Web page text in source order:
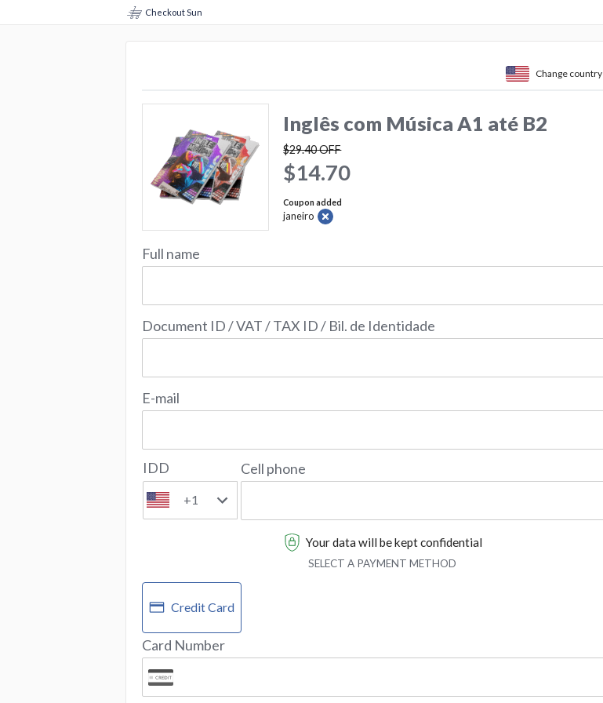
Checkout Sun
Change country
Inglês com Música A1 até B2
$29.40OFF
$14.70
Coupon added
janeiro
Full name
Document ID / VAT / TAX ID / Bil. de Identidade
E-mail
IDD
+1
Cell phone
Your data will be kept confidential
SELECT A PAYMENT METHOD
Credit Card
Card Number